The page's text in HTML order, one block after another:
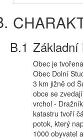
Základní
Obec je
Obec Dolní
3 km jižně od
obce se
vrchol -
katastru tvoří
potok, který
1000 obyvatel